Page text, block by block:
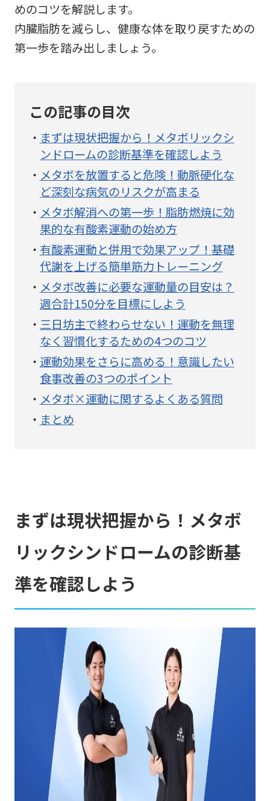
めのコツを解説します。
内臓脂肪を減らし、健康な体を取り戻すための
第一歩を踏み出しましょう。
この記事の目次
まずは現状把握から！メタボリックシ
ンドロームの診断基準を確認しよう
メタボを放置すると危険！動脈硬化な
ど深刻な病気のリスクが高まる
メタボ解消への第一歩！脂肪燃焼に効
果的な有酸素運動の始め方
有酸素運動と併用で効果アップ！基礎
代謝を上げる簡単筋力トレーニング
メタボ改善に必要な運動量の目安は？
週合計150分を目標にしよう
三日坊主で終わらせない！運動を無理
なく習慣化するための4つのコツ
運動効果をさらに高める！意識したい
食事改善の3つのポイント
メタボ×運動に関するよくある質問
まとめ
まずは現状把握から！メタボ
リックシンドロームの診断基
準を確認しよう